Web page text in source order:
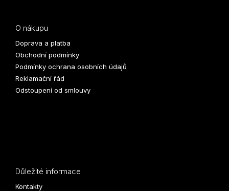
O nákupu
Doprava a platba
Obchodní podmínky
Podmínky ochrana osobních údajů
Reklamační řád
Odstoupení od smlouvy
Důležité informace
Kontakty